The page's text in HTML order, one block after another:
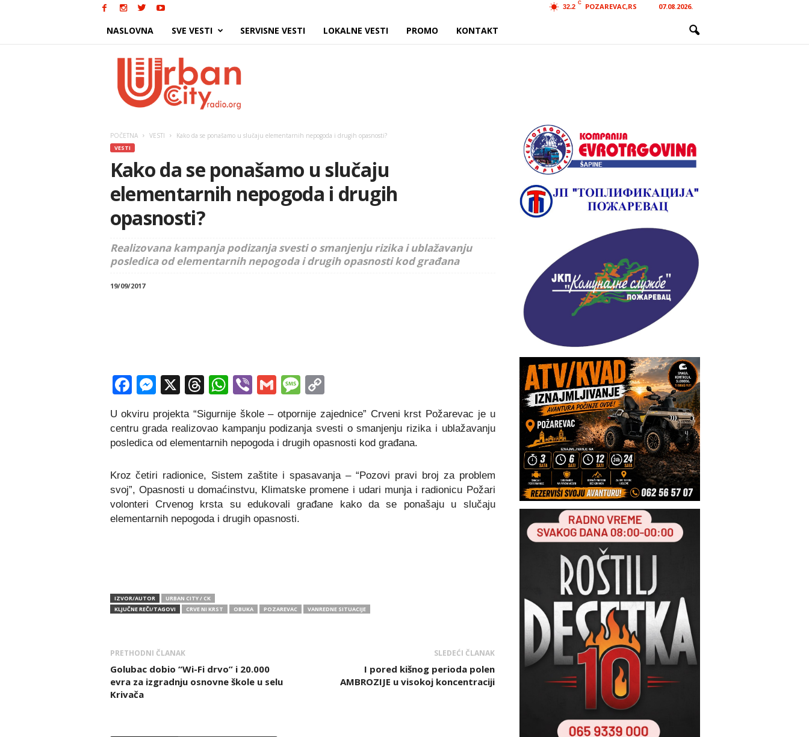
32.2
C POZAREVAC,RS 07.08.2026.
NASLOVNA SVE VESTI SERVISNE VESTI LOKALNE VESTI PROMO KONTAKT
POČETNA VESTI Kako da se ponašamo u slučaju elementarnih nepogoda i drugih opasnosti?
VESTI
Kako da se ponašamo u slučaju
elementarnih nepogoda i drugih
opasnosti?
Realizovana kampanja podizanja svesti o smanjenju rizika i ublažavanju
posledica od elementarnih nepogoda i drugih opasnosti kod građana
19/09/2017
Facebook
Messenger
X Threads
WhatsApp
ViberGmailMessage
U okviru projekta “Sigurnije škole – otpornije zajednice” Crveni krst Požarevac je u
centru grada realizovao kampanju podizanja svesti o smanjenju rizika i ublažavanju
posledica od elementarnih nepogoda i drugih opasnosti kod građana.
Kroz četiri radionice, Sistem zaštite i spasavanja – “Pozovi pravi broj za problem
svoj”, Opasnosti u domaćinstvu, Klimatske promene i udari munja i radionicu Požari
volonteri Crvenog krsta su edukovali građane kako da se ponašaju u slučaju
elementarnih nepogoda i drugih opasnosti.
IZVOR/AUTOR
URBAN CITY / CK
KLJUČNE REČI/TAGOVI
CRVE NI KRST OBUKA POZAREVAC VANREDNE SITUACIJE
PRETHODNI ČLANAK
Golubac dobio “Wi-Fi drvo” i 20.000
evra za izgradnju osnovne škole u selu
Krivača
SLEDEĆI ČLANAK
I pored kišnog perioda polen
AMBROZIJE u visokoj koncentraciji